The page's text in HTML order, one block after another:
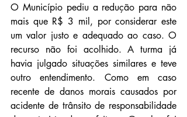
O Município pediu a redução para não
mais que R$ 3 mil, por considerar este
um valor justo e adequado ao caso. O
recurso não foi acolhido. A turma já
havia julgado situações similares e teve
outro entendimento. Como em caso
recente de danos morais causados por
acidente de trânsito de responsabilidade